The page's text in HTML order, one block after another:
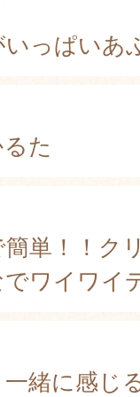
っぱいあ
た
単！！ク
でワイワイ
緒に感じ